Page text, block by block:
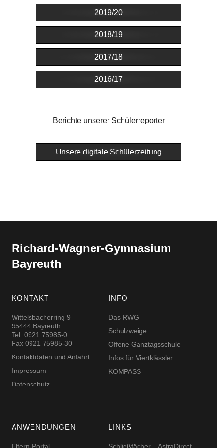
2019/20
2018/19
2017/18
2016/17
Berichte unserer Schülerreporter
Unsere digitale Schülerzeitung
Richard-​​Wagner-​​Gymnasium
Bayreuth
KONTAKT
Wittelsbacherring 9
95444 Bayreuth
Tel. 0921 75985-0
Fax 0921 75985-30
Kontaktdaten und Anfahrt
Impressum
Datenschutz
INFO
Das RWG
Schulzweige
Offene Ganztagsschule
Infos für Viertklässler
KOMPASS
ANWENDUNGEN
Eltern-Portal
LINKS
Schließfächer – AstraDirect